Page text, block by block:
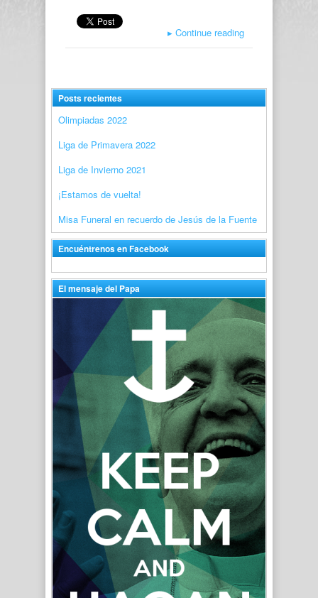
▸ Continue reading
Posts recientes
Olimpiadas 2022
Liga de Primavera 2022
Liga de Invierno 2021
¡Estamos de vuelta!
Misa Funeral en recuerdo de Jesús de la Fuente
Encuéntrenos en Facebook
El mensaje del Papa